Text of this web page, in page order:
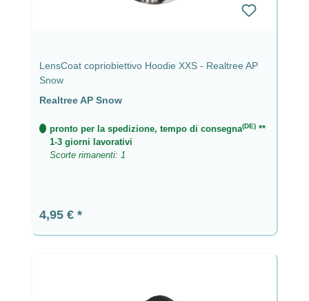
LensCoat copriobiettivo Hoodie XXS - Realtree AP
Snow
Realtree AP Snow
pronto per la spedizione, tempo di consegna(DE) **
1-3 giorni lavorativi
Scorte rimanenti: 1
Prezzo normale:
4,95 €